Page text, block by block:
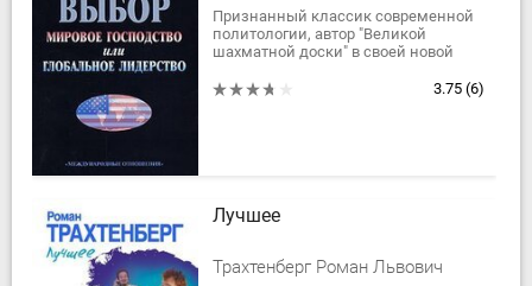
Признанный классик современной
политологии, автор "Великой
шахматной доски" в своей новой
роли США как единственной
3.75 (6)
Лучшее
Трахтенберг Роман Львович